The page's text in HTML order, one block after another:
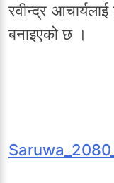
रवीन्द्र
बनाइएको छ ।